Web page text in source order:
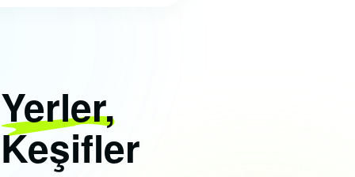
Yerler,